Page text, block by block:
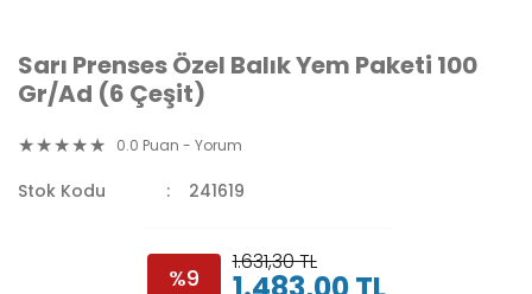
Sarı Prenses Özel Balık Yem Paketi 100
Gr/Ad (6 Çeşit)
0.0 Puan - Yorum
Stok Kodu 241619
%9
1.631,30 TL